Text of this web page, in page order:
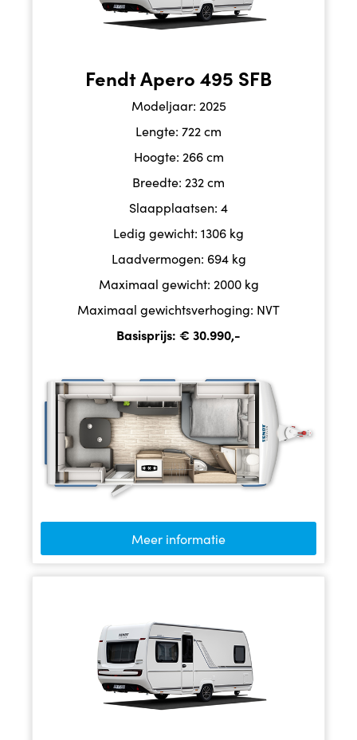
Fendt Apero 495 SFB
Modeljaar: 2025
Lengte: 722 cm
Hoogte: 266 cm
Breedte: 232 cm
Slaapplaatsen: 4
Ledig gewicht: 1306 kg
Laadvermogen: 694 kg
Maximaal gewicht: 2000 kg
Maximaal gewichtsverhoging: NVT
Basisprijs: € 30.990,-
Meer informatie